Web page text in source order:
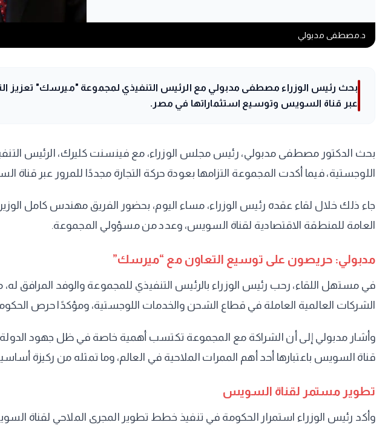
د.مصطفى مدبولي
بحث رئيس الوزراء مصطفى مدبولي مع الرئيس التنفيذي لمجموعة "ميرسك" تعزيز
عبر قناة السويس وتوسيع استثماراتها في مصر.
اللوجستية، فيما أكدت المجموعة التزامها بعودة حركة التجارة مجددًا للمرور عبر
جاء ذلك خلال لقاء عقده رئيس الوزراء، مساء اليوم، بحضور الفريق مهندس كامل
العامة للمنطقة الاقتصادية لقناة السويس، وعدد من مسؤولي المجموعة.
مدبولي: حريصون على توسيع التعاون مع “ميرسك”
في مستهل اللقاء، رحب رئيس الوزراء بالرئيس التنفيذي للمجموعة والوفد المرافق
الشركات العالمية العاملة في قطاع الشحن والخدمات اللوجستية، ومؤكدًا حرص
وأشار مدبولي إلى أن الشراكة مع المجموعة تكتسب أهمية خاصة في ظل جهود الدولة
قناة السويس باعتبارها أحد أهم الممرات الملاحية في العالم، وما تمثله من ركيزة
تطوير مستمر لقناة السويس
وأكد رئيس الوزراء استمرار الحكومة في تنفيذ خطط تطوير المجرى الملاحي لقناة